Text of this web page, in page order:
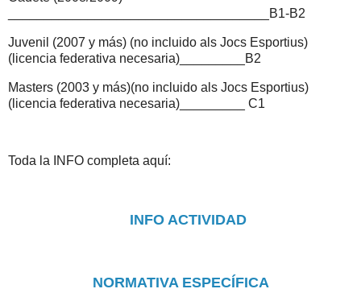
____________________________________B1-B2
Juvenil (2007 y más) (no incluido als Jocs Esportius)
(licencia federativa necesaria)_________B2
Masters (2003 y más)(no incluido als Jocs Esportius)
(licencia federativa necesaria)_________ C1
Toda la INFO completa aquí:
INFO ACTIVIDAD
NORMATIVA ESPECÍFICA